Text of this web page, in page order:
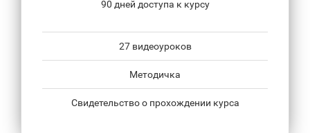
90 дней доступа к курсу
27 видеоуроков
Методичка
Свидетельство о прохождении курса